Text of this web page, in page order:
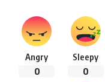
Sleepy
0
Angry
0